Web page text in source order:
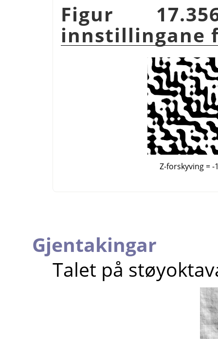
Figur
innstillingane
Z-forskyving = -
Gjentakingar
Talet på